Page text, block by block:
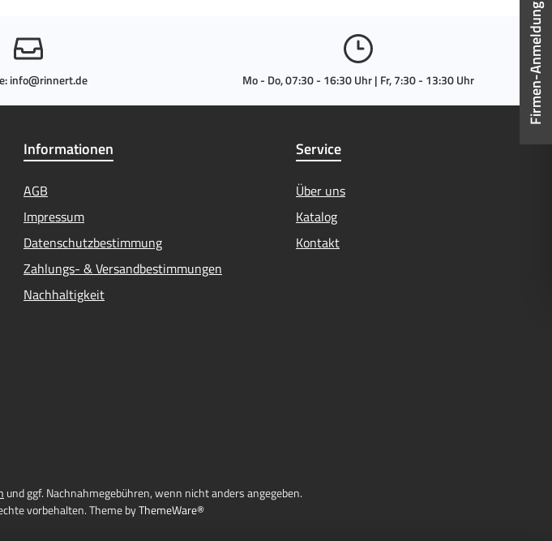
info@rinnert.de Mo - Do, 07:30 - 16:30 Uhr | Fr, 7:30 - 13:30 Uhr
Informationen
AGB
Impressum
Datenschutzbestimmung
Zahlungs- & Versandbestimmungen
Nachhaltigkeit
Service
Über uns
Katalog
Kontakt
und ggf. Nachnahmegebühren, wenn nicht anders angegeben.
vorbehalten. Theme byThemeWare®
Firmen-Anmeldung